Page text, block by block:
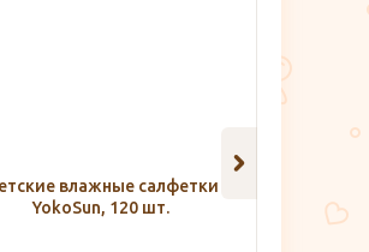
Пакет в предродовую палату